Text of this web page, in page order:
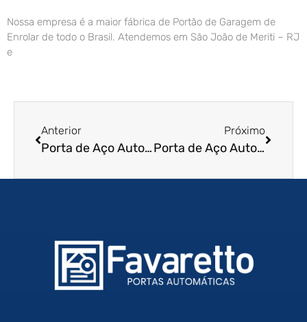
Nossa empresa é a maior fábrica de Portão de Garagem de
Enrolar de todo o Brasil. Atendemos em São João de Meriti – RJ
e
Anterior
Porta de Aço Automática em Artur Nogueira – SP
Próximo
Porta de Aço Automática em Jales – SP